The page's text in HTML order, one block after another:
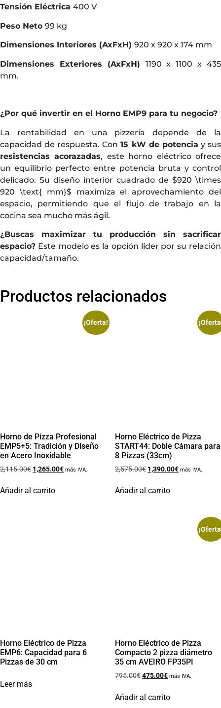
Tensión Eléctrica 400 V
Peso Neto 99 kg
Dimensiones Interiores (AxFxH) 920 x 920 x 174 mm
Dimensiones Exteriores (AxFxH) 1190 x 1100 x 435
mm.
¿Por qué invertir en el Horno EMP9 para tu negocio?
La rentabilidad en una pizzería depende de la
capacidad de respuesta. Con15 kW de potencia y sus
resistencias acorazadas, este horno eléctrico ofrece
un equilibrio perfecto entre potencia bruta y control
delicado. Su diseño interior cuadrado de $920 \times
920 \text{ mm}$maximiza el aprovechamiento del
espacio, permitiendo que el flujo de trabajo en la
cocina sea mucho más ágil.
¿Buscas maximizar tu producción sin sacrificar
espacio? Este modelo es la opción líder por su relación
capacidad/tamaño.
Productos relacionados
¡Oferta!
Horno de Pizza Profesional
EMP5+5: Tradición y Diseño
en Acero Inoxidable
2,115.00€ 1,265.00€ más IVA.
Añadir al carrito
Horno Eléctrico de Pizza
START44: Doble Cámara para
8 Pizzas (33cm)
2,575.00€ 1,390.00€ más IVA.
Añadir al carrito
Horno Eléctrico de Pizza
EMP6: Capacidad para 6
Pizzas de 30 cm
Leer más
Horno Eléctrico de Pizza
Compacto 2 pizza diámetro
35 cm AVEIRO FP35PI
795.00€475.00€ más IVA.
Añadir al carrito